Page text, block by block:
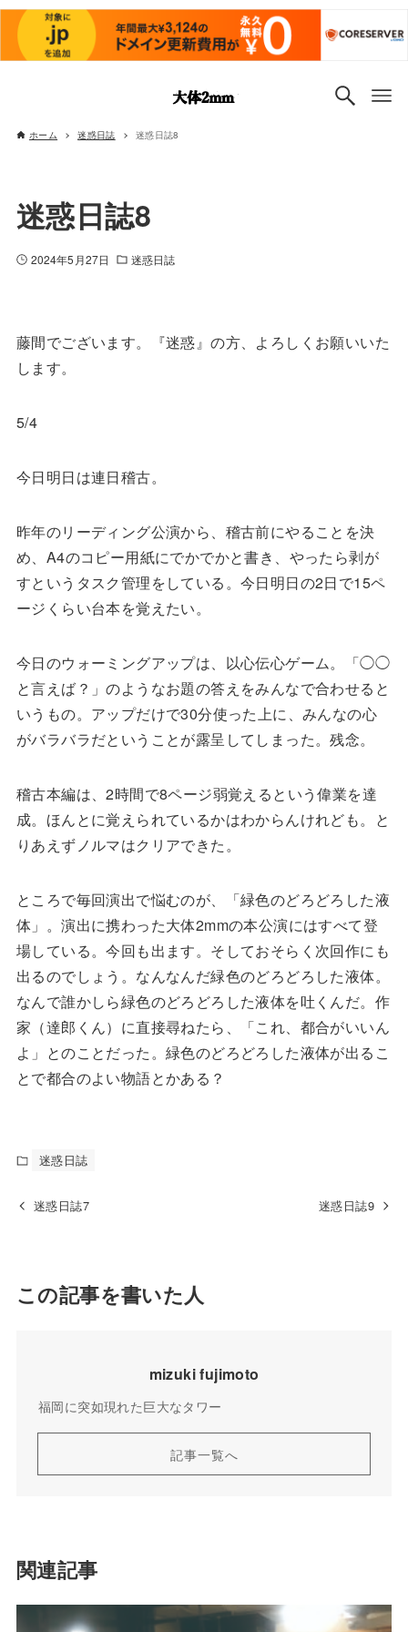
ホーム 迷惑日誌 迷惑日誌8
迷惑日誌8
2024年5月27日 迷惑日誌
藤間でございます。『迷惑』の方、よろしくお願いいた
します。
5/4
今日明日は連日稽古。
昨年のリーディング公演から、稽古前にやることを決
め、A4のコピー用紙にでかでかと書き、やったら剥が
すというタスク管理をしている。今日明日の2日で15ペ
ージくらい台本を覚えたい。
今日のウォーミングアップは、以心伝心ゲーム。「◯◯
と言えば？」のようなお題の答えをみんなで合わせると
いうもの。アップだけで30分使った上に、みんなの心
がバラバラだということが露呈してしまった。残念。
稽古本編は、2時間で8ページ弱覚えるという偉業を達
成。ほんとに覚えられているかはわからんけれども。と
りあえずノルマはクリアできた。
ところで毎回演出で悩むのが、「緑色のどろどろした液
体」。演出に携わった大体2mmの本公演にはすべて登
場している。今回も出ます。そしておそらく次回作にも
出るのでしょう。なんなんだ緑色のどろどろした液体。
なんで誰かしら緑色のどろどろした液体を吐くんだ。作
家（達郎くん）に直接尋ねたら、「これ、都合がいいん
よ」とのことだった。緑色のどろどろした液体が出るこ
とで都合のよい物語とかある？
迷惑日誌
迷惑日誌7 迷惑日誌9
この記事を書いた人
mizuki fujimoto
福岡に突如現れた巨大なタワー
記事一覧へ
関連記事